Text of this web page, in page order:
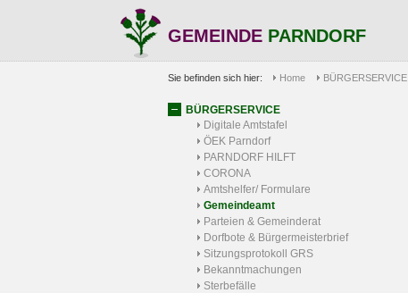
GEMEINDE PARNDORF
Sie befinden sich hier: Home BÜRGERSERVICE
BÜRGERSERVICE
Digitale Amtstafel
ÖEK Parndorf
PARNDORF HILFT
CORONA
Amtshelfer/ Formulare
Gemeindeamt
Parteien & Gemeinderat
Dorfbote & Bürgermeisterbrief
Sitzungsprotokoll GRS
Bekanntmachungen
Sterbefälle